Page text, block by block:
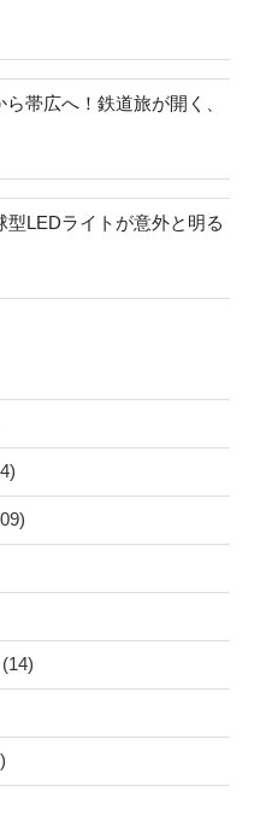
帯広へ！鉄道旅が開く、
型LEDライトが意外と明る
(14)